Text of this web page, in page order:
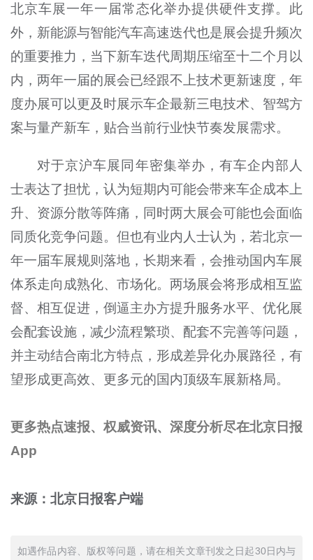
北京车展一年一届常态化举办提供硬件支撑。此
外，新能源与智能汽车高速迭代也是展会提升频次
的重要推力，当下新车迭代周期压缩至十二个月以
内，两年一届的展会已经跟不上技术更新速度，年
度办展可以更及时展示车企最新三电技术、智驾方
案与量产新车，贴合当前行业快节奏发展需求。
对于京沪车展同年密集举办，有车企内部人
士表达了担忧，认为短期内可能会带来车企成本上
升、资源分散等阵痛，同时两大展会可能也会面临
同质化竞争问题。但也有业内人士认为，若北京一
年一届车展规则落地，长期来看，会推动国内车展
体系走向成熟化、市场化。两场展会将形成相互监
督、相互促进，倒逼主办方提升服务水平、优化展
会配套设施，减少流程繁琐、配套不完善等问题，
并主动结合南北方特点，形成差异化办展路径，有
望形成更高效、更多元的国内顶级车展新格局。
更多热点速报、权威资讯、深度分析尽在北京日报
App
来源：北京日报客户端
如遇作品内容、版权等问题，请在相关文章刊发之日起30日内与